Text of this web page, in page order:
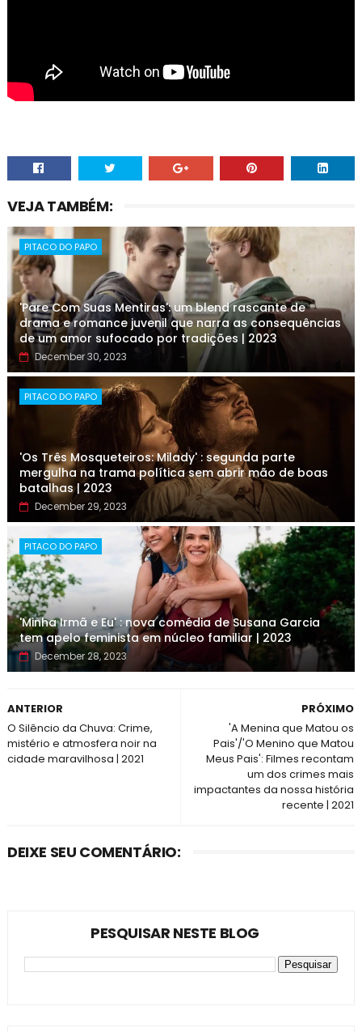
VEJA TAMBÉM:
PITACO DO PAPO
'Pare Com Suas Mentiras': um blend rascante de
drama e romance juvenil que narra as consequências
de um amor sufocado por tradições | 2023
December 30, 2023
PITACO DO PAPO
'Os Três Mosqueteiros: Milady' : segunda parte
mergulha na trama política sem abrir mão de boas
batalhas | 2023
December 29, 2023
PITACO DO PAPO
'Minha Irmã e Eu' : nova comédia de Susana Garcia
tem apelo feminista em núcleo familiar | 2023
December 28, 2023
PRÓXIMO
'A Menina que Matou os
Pais'/'O Menino que Matou
Meus Pais': Filmes recontam
um dos crimes mais
impactantes da nossa história
recente | 2021
ANTERIOR
O Silêncio da Chuva: Crime,
mistério e atmosfera noir na
cidade maravilhosa | 2021
DEIXE SEU COMENTÁRIO:
PESQUISAR NESTE BLOG